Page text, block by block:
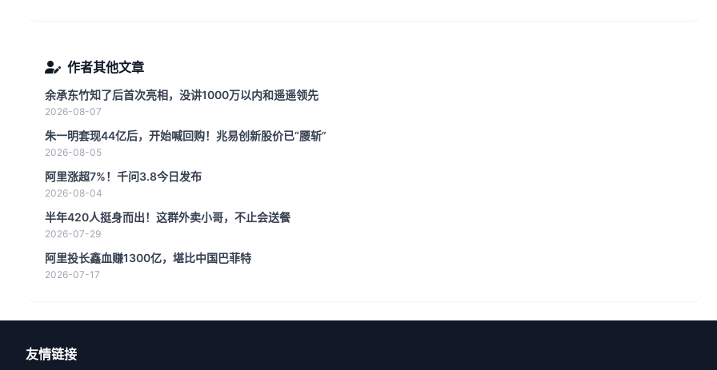
作者其他文章
余承东竹知了后首次亮相，没讲1000万以内和遥遥领先
2026-08-07
朱一明套现44亿后，开始喊回购！兆易创新股价已“腰斩”
2026-08-05
阿里涨超7%！千问3.8今日发布
2026-08-04
半年420人挺身而出！这群外卖小哥，不止会送餐
2026-07-29
阿里投长鑫血赚1300亿，堪比中国巴菲特
2026-07-17
友情链接